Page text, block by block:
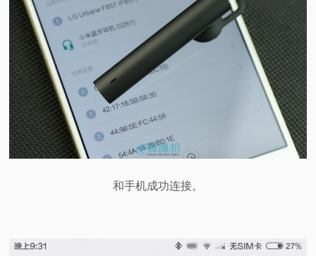
和手机成功连接。